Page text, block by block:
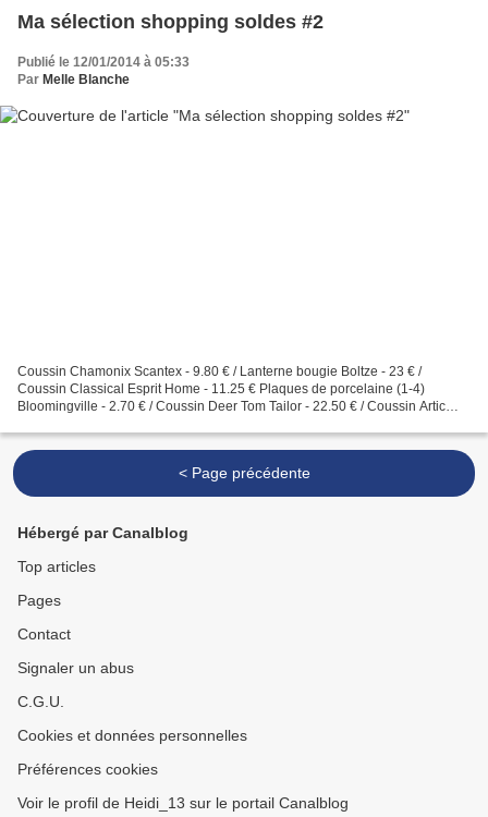
Ma sélection shopping soldes #2
Publié le 12/01/2014 à 05:33
Par Melle Blanche
Coussin Chamonix Scantex - 9.80 € / Lanterne bougie Boltze - 23 € /
Coussin Classical Esprit Home - 11.25 € Plaques de porcelaine (1-4)
Bloomingville - 2.70 € / Coussin Deer Tom Tailor - 22.50 € / Coussin Artic
< Page précédente
Hébergé par Canalblog
Top articles
Pages
Contact
Signaler un abus
C.G.U.
Cookies et données personnelles
Préférences cookies
Voir le profil de Heidi_13 sur le portail Canalblog